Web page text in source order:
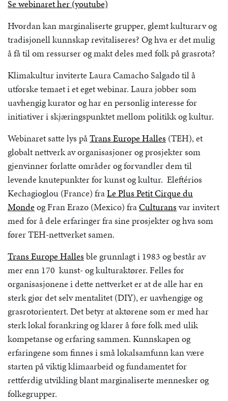
Se webinaret her (youtube)
Hvordan kan marginaliserte grupper, glemt kulturarv og
tradisjonell kunnskap revitaliseres? Og hva er det mulig
å få til om ressurser og makt deles med folk på grasrota?
Klimakultur inviterte Laura Camacho Salgado til å
utforske temaet i et eget webinar. Laura jobber som
uavhengig kurator og har en personlig interesse for
initiativer i skjæringspunktet mellom politikk og kultur.
Webinaret satte lys påTrans Europe Halles (TEH), et
globalt nettverk av organisasjoner og prosjekter som
gjenvinner forlatte områder og forvandler dem til
levende knutepunkter for kunst og kultur. Eleftérios
Kechagioglou (France) fraLe Plus Petit Cirque du
Mondeog Fran Erazo (Mexico) fraCulturans var invitert
med for å dele erfaringer fra sine prosjekter og hva som
fører TEH-nettverket samen.
Trans Europe Halles ble grunnlagt i 1983 og består av
mer enn 170 kunst- og kulturaktører. Felles for
organisasjonene i dette nettverket er at de alle har en
sterk gjør det selv mentalitet (DIY), er uavhengige og
grasrotorientert. Det betyr at aktørene som er med har
sterk lokal forankring og klarer å føre folk med ulik
kompetanse og erfaring sammen. Kunnskapen og
erfaringene som finnes i små lokalsamfunn kan være
starten på viktig klimaarbeid og fundamentet for
rettferdig utvikling blant marginaliserte mennesker og
folkegrupper.